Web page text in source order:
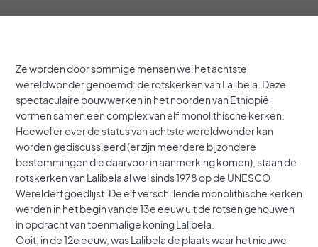
Ze worden door sommige mensen wel het achtste
wereldwonder genoemd: de rotskerken van Lalibela. Deze
spectaculaire bouwwerken in het noorden van Ethiopië
vormen samen een complex van elf monolithische kerken.
Hoewel er over de status van achtste wereldwonder kan
worden gediscussieerd (er zijn meerdere bijzondere
bestemmingen die daarvoor in aanmerking komen), staan de
rotskerken van Lalibela al wel sinds 1978 op de UNESCO
Werelderfgoedlijst. De elf verschillende monolithische kerken
werden in het begin van de 13e eeuw uit de rotsen gehouwen
in opdracht van toenmalige koning Lalibela.
Ooit, in de 12e eeuw, was Lalibela de plaats waar het nieuwe